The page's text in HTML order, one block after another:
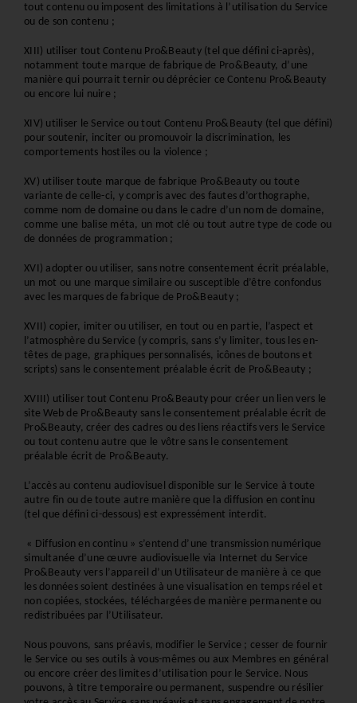
tout contenu ou imposent des limitations à l’utilisation du Service
ou de son contenu ;
XIII) utiliser tout Contenu Pro&Beauty (tel que défini ci-après),
notamment toute marque de fabrique de Pro&Beauty, d’une
manière qui pourrait ternir ou déprécier ce Contenu Pro&Beauty
ou encore lui nuire ;
XIV) utiliser le Service ou tout Contenu Pro&Beauty (tel que défini)
pour soutenir, inciter ou promouvoir la discrimination, les
comportements hostiles ou la violence ;
XV) utiliser toute marque de fabrique Pro&Beauty ou toute
variante de celle-ci, y compris avec des fautes d’orthographe,
comme nom de domaine ou dans le cadre d’un nom de domaine,
comme une balise méta, un mot clé ou tout autre type de code ou
de données de programmation ;
XVI) adopter ou utiliser, sans notre consentement écrit préalable,
un mot ou une marque similaire ou susceptible d’être confondus
avec les marques de fabrique de Pro&Beauty ;
XVII) copier, imiter ou utiliser, en tout ou en partie, l’aspect et
l’atmosphère du Service (y compris, sans s’y limiter, tous les en-
têtes de page, graphiques personnalisés, icônes de boutons et
scripts) sans le consentement préalable écrit de Pro&Beauty ;
XVIII) utiliser tout Contenu Pro&Beauty pour créer un lien vers le
site Web de Pro&Beauty sans le consentement préalable écrit de
Pro&Beauty, créer des cadres ou des liens réactifs vers le Service
ou tout contenu autre que le vôtre sans le consentement
préalable écrit de Pro&Beauty.
L’accès au contenu audiovisuel disponible sur le Service à toute
autre fin ou de toute autre manière que la diffusion en continu
(tel que défini ci-dessous) est expressément interdit.
« Diffusion en continu » s’entend d’une transmission numérique
simultanée d’une œuvre audiovisuelle via Internet du Service
Pro&Beauty vers l’appareil d’un Utilisateur de manière à ce que
les données soient destinées à une visualisation en temps réel et
non copiées, stockées, téléchargées de manière permanente ou
redistribuées par l’Utilisateur.
Nous pouvons, sans préavis, modifier le Service ; cesser de fournir
le Service ou ses outils à vous-mêmes ou aux Membres en général
ou encore créer des limites d’utilisation pour le Service. Nous
pouvons, à titre temporaire ou permanent, suspendre ou résilier